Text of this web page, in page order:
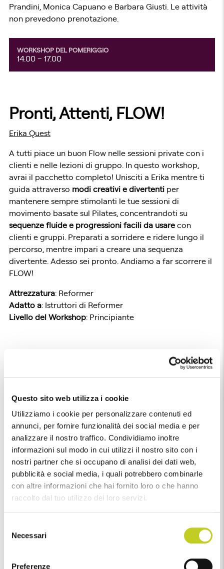
Questo sito web utilizza i cookie
Utilizziamo i cookie per personalizzare contenuti ed
annunci, per fornire funzionalità dei social media e per
analizzare il nostro traffico. Condividiamo inoltre
informazioni sul modo in cui utilizzi il nostro sito con i
nostri partner che si occupano di analisi dei dati web,
pubblicità e social media, i quali potrebbero combinarle
con altre informazioni che hai fornito loro o che hanno
raccolto dal tuo utilizzo dei loro servizi.
delNecessari
Preferenze
Prandini, Monica Capuano e Barbara Giusti. Le attività
non prevedono prenotazione.
WORKSHOP DEL POMERIGGIO
14.00 – 17.00
Pronti, Attenti, FLOW!
Erika Quest
A tutti piace un buon Flow nelle sessioni private con i
clienti e nelle lezioni di gruppo. In questo workshop,
avrai il pacchetto completo! Unisciti a Erika mentre ti
guida attraverso modi creativi e divertenti per
mantenere sempre stimolanti le tue sessioni di
movimento basate sul Pilates, concentrandoti su
sequenze fluide e progressioni facili da usare con
clienti e gruppi. Preparati a sorridere e ridere lungo il
percorso, mentre impari a creare una sequenza
divertente. Adesso sei pronto. Andiamo a far scorrere il
FLOW!
Attrezzatura: Reformer
Adatto a: Istruttori di Reformer
Livello del Workshop: Principiante
In questo workshop imparerai strategie di movimento
percoinvolgere e rafforzare il sistema respiratorio
respiro guiderà, supporterà e informerà esercizi
familiari (e meno familiari) pensati per stimolare la
muscolatura del tronco e migliorare l’efficacia della
nostra cassa toracica tridimensionale e del diaframma.
Passeremo dal tappetino agli attrezzi, con
attrezzi per accedere a una connessione più profonda
Attrezzatura